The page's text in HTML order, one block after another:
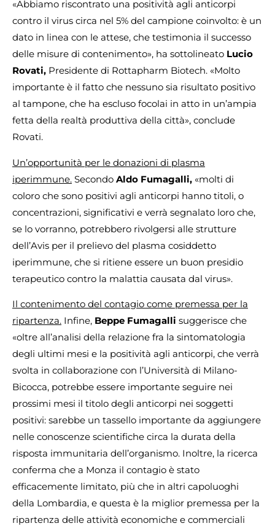
«Abbiamo riscontrato una positività agli anticorpi
contro il virus circa nel 5% del campione coinvolto: è un
dato in linea con le attese, che testimonia il successo
delle misure di contenimento», ha sottolineato Lucio
Rovati, Presidente di Rottapharm Biotech. «Molto
importante è il fatto che nessuno sia risultato positivo
al tampone, che ha escluso focolai in atto in un’ampia
fetta della realtà produttiva della città», conclude
Rovati.
Un’opportunità per le donazioni di plasma
iperimmune. Secondo Aldo Fumagalli, «molti di
coloro che sono positivi agli anticorpi hanno titoli, o
concentrazioni, significativi e verrà segnalato loro che,
se lo vorranno, potrebbero rivolgersi alle strutture
dell’Avis per il prelievo del plasma cosiddetto
iperimmune, che si ritiene essere un buon presidio
terapeutico contro la malattia causata dal virus».
Il contenimento del contagio come premessa per la
ripartenza. Infine, Beppe Fumagalli suggerisce che
«oltre all’analisi della relazione fra la sintomatologia
degli ultimi mesi e la positività agli anticorpi, che verrà
svolta in collaborazione con l’Università di Milano-
Bicocca, potrebbe essere importante seguire nei
prossimi mesi il titolo degli anticorpi nei soggetti
positivi: sarebbe un tassello importante da aggiungere
nelle conoscenze scientifiche circa la durata della
risposta immunitaria dell’organismo. Inoltre, la ricerca
conferma che a Monza il contagio è stato
efficacemente limitato, più che in altri capoluoghi
della Lombardia, e questa è la miglior premessa per la
ripartenza delle attività economiche e commerciali